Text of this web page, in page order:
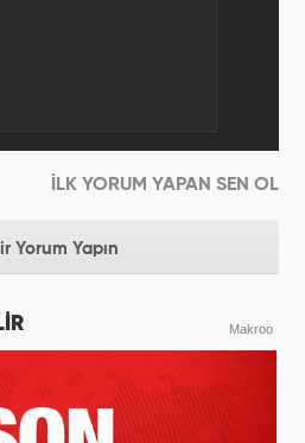
İLK YORUM YAPAN SEN OL
Yorum Yapın
Makroo